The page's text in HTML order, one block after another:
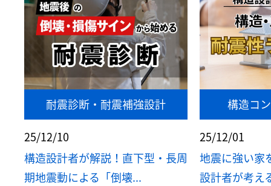
耐震診断・耐震補強設計
25/12/10
構造設計者が解説！直下型・長周
期地震動による「倒壊...
構造コ
25/12/01
地震に強い家
設計者が考え